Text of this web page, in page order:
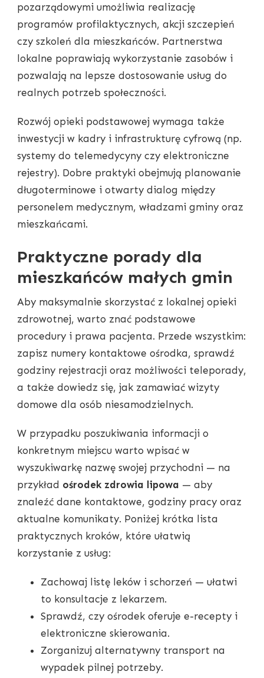
pozarządowymi umożliwia realizację
programów profilaktycznych, akcji szczepień
czy szkoleń dla mieszkańców. Partnerstwa
lokalne poprawiają wykorzystanie zasobów i
pozwalają na lepsze dostosowanie usług do
realnych potrzeb społeczności.
Rozwój opieki podstawowej wymaga także
inwestycji w kadry i infrastrukturę cyfrową (np.
systemy do telemedycyny czy elektroniczne
rejestry). Dobre praktyki obejmują planowanie
długoterminowe i otwarty dialog między
personelem medycznym, władzami gminy oraz
mieszkańcami.
Praktyczne porady dla
mieszkańców małych gmin
Aby maksymalnie skorzystać z lokalnej opieki
zdrowotnej, warto znać podstawowe
procedury i prawa pacjenta. Przede wszystkim:
zapisz numery kontaktowe ośrodka, sprawdź
godziny rejestracji oraz możliwości teleporady,
a także dowiedz się, jak zamawiać wizyty
domowe dla osób niesamodzielnych.
W przypadku poszukiwania informacji o
konkretnym miejscu warto wpisać w
wyszukiwarkę nazwę swojej przychodni — na
przykład ośrodek zdrowia lipowa — aby
znaleźć dane kontaktowe, godziny pracy oraz
aktualne komunikaty. Poniżej krótka lista
praktycznych kroków, które ułatwią
korzystanie z usług:
Zachowaj listę leków i schorzeń — ułatwi
to konsultacje z lekarzem.
Sprawdź, czy ośrodek oferuje e-recepty i
elektroniczne skierowania.
Zorganizuj alternatywny transport na
wypadek pilnej potrzeby.